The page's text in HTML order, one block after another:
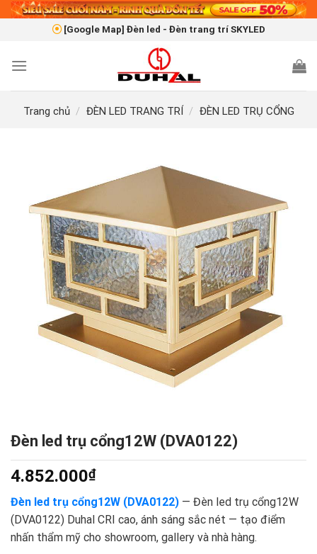
Skip
[Google Map] Đèn led - Đèn trang trí SKYLED
Trang chủ / ĐÈN LED TRANG TRÍ / ĐÈN LED TRỤ CỔNG
Đèn led trụ cổng12W (DVA0122)
4.852.000₫
Đèn led trụ cổng12W (DVA0122) — Đèn led trụ cổng12W
(DVA0122) Duhal CRI cao, ánh sáng sắc nét — tạo điểm
nhấn thẩm mỹ cho showroom, gallery và nhà hàng.